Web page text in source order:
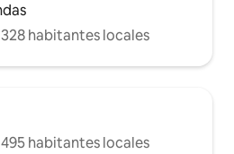
habitantes locales
habitantes locales